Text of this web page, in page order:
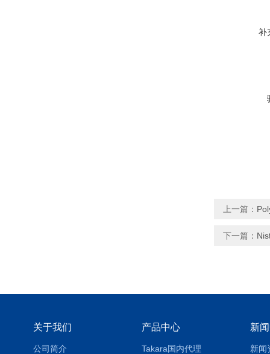
补
上一篇：
下一篇：
关于我们
公司简介
产品中心
Takara国内代理
新
新闻